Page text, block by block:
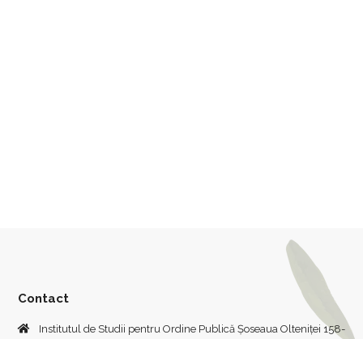
Contact
Institutul de Studii pentru Ordine Publică Șoseaua Olteniței 158-